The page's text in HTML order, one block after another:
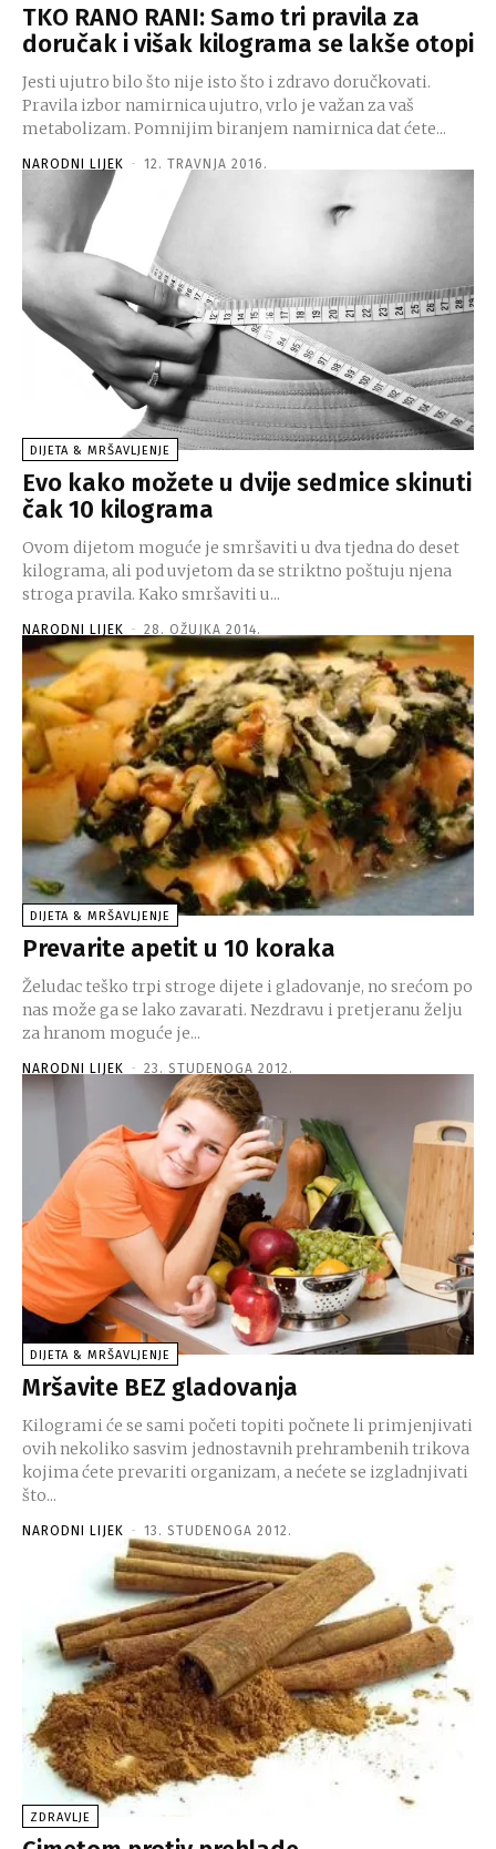
TKO RANO RANI: Samo tri pravila za
doručak i višak kilograma se lakše otopi
Jesti ujutro bilo što nije isto što i zdravo doručkovati.
Pravila izbor namirnica ujutro, vrlo je važan za vaš
metabolizam. Pomnijim biranjem namirnica dat ćete...
NARODNI LIJEK - 12. TRAVNJA 2016.
DIJETA & MRŠAVLJENJE
Evo kako možete u dvije sedmice skinuti
čak 10 kilograma
Ovom dijetom moguće je smršaviti u dva tjedna do deset
kilograma, ali pod uvjetom da se striktno poštuju njena
stroga pravila. Kako smršaviti u...
NARODNI LIJEK - 28. OŽUJKA 2014.
DIJETA & MRŠAVLJENJE
Prevarite apetit u 10 koraka
Želudac teško trpi stroge dijete i gladovanje, no srećom po
nas može ga se lako zavarati. Nezdravu i pretjeranu želju
za hranom moguće je...
NARODNI LIJEK - 23. STUDENOGA 2012.
DIJETA & MRŠAVLJENJE
Mršavite BEZ gladovanja
Kilogrami će se sami početi topiti počnete li primjenjivati
ovih nekoliko sasvim jednostavnih prehrambenih trikova
kojima ćete prevariti organizam, a nećete se izgladnjivati
što...
NARODNI LIJEK - 13. STUDENOGA 2012.
ZDRAVLJE